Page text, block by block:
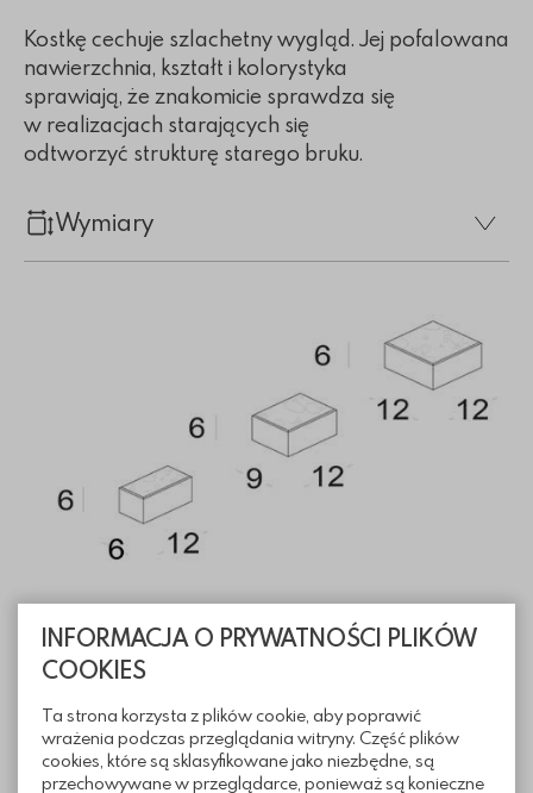
INFORMACJA O PRYWATNOŚCI PLIKÓW
COOKIES
Ta strona korzysta z plików cookie, aby poprawić
wrażenia podczas przeglądania witryny. Część plików
cookies, które są sklasyfikowane jako niezbędne, są
przechowywane w przeglądarce, ponieważ są konieczne
Kostkę cechuje szlachetny wygląd. Jej pofalowana
nawierzchnia, kształt i kolorystyka
sprawiają, że znakomicie sprawdza się
w realizacjach starających się
odtworzyć strukturę starego bruku.
Wymiary
Informacje techniczne
Sposoby ułożenia